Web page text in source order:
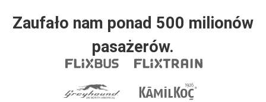
Zaufało nam ponad 500 milionów
pasażerów.